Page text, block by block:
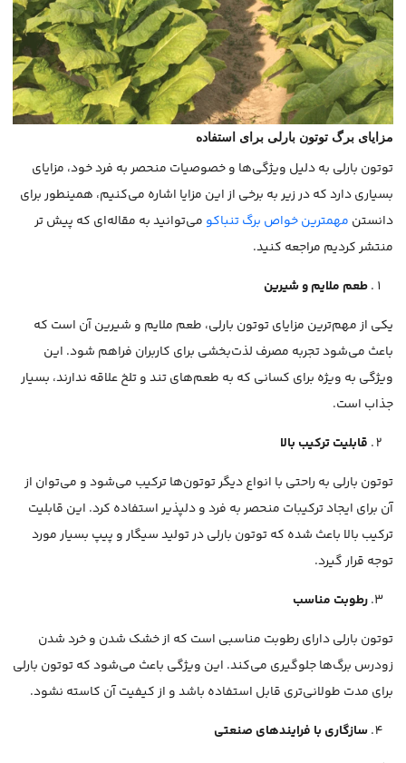
مزایای برگ توتون بارلی برای استفاده
توتون بارلی به دلیل ویژگی‌ها و خصوصیات منحصر به فرد خود، مزایای
بسیاری دارد که در زیر به برخی از این مزایا اشاره می‌کنیم، همینطور برای
دانستن مهمترین خواص برگ تنباکو می‌توانید به مقاله‌ای که پیش تر
منتشر کردیم مراجعه کنید.
طعم ملایم و شیرین
یکی از مهم‌ترین مزایای توتون بارلی، طعم ملایم و شیرین آن است که
باعث می‌شود تجربه مصرف لذت‌بخشی برای کاربران فراهم شود. این
ویژگی به ویژه برای کسانی که به طعم‌های تند و تلخ علاقه ندارند، بسیار
جذاب است.
قابلیت ترکیب بالا
توتون بارلی به راحتی با انواع دیگر توتون‌ها ترکیب می‌شود و می‌توان از
آن برای ایجاد ترکیبات منحصر به فرد و دلپذیر استفاده کرد. این قابلیت
ترکیب بالا باعث شده که توتون بارلی در تولید سیگار و پیپ بسیار مورد
توجه قرار گیرد.
رطوبت مناسب
توتون بارلی دارای رطوبت مناسبی است که از خشک شدن و خرد شدن
زودرس برگ‌ها جلوگیری می‌کند. این ویژگی باعث می‌شود که توتون بارلی
برای مدت طولانی‌تری قابل استفاده باشد و از کیفیت آن کاسته نشود.
سازگاری با فرایندهای صنعتی